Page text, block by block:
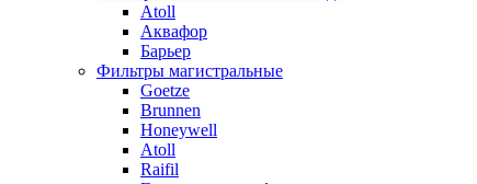
Atoll
Аквафор
Барьер
Фильтры магистральные
Goetze
Brunnen
Honeywell
Atoll
Raifil